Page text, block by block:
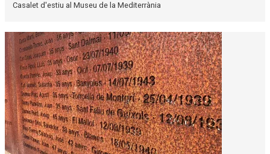
Casalet d'estiu al Museu de la Mediterrània